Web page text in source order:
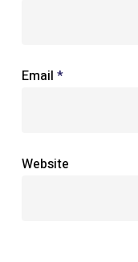
Email *
Website